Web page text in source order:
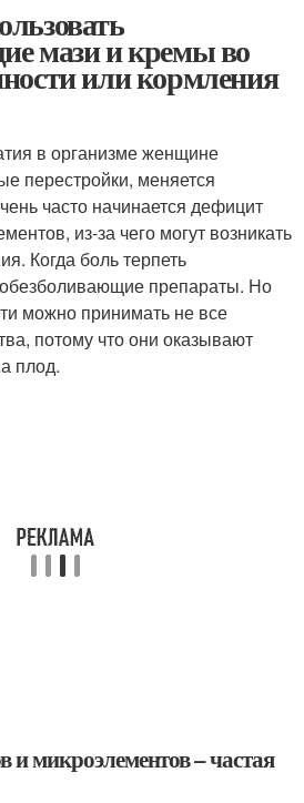
мази и кремы во
или кормления
в организме женщине
перестройки, меняется
часто начинается дефицит
из-за чего могут возникать
Когда боль терпеть
препараты. Но
можно принимать не все
потому что они оказывают
плод.
микроэлементов – частая